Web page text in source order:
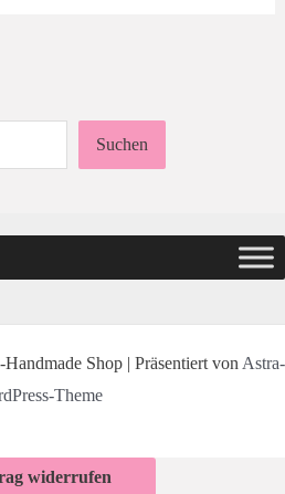
Suchen
Shop | Präsentiert von Astra-
Theme
widerrufen